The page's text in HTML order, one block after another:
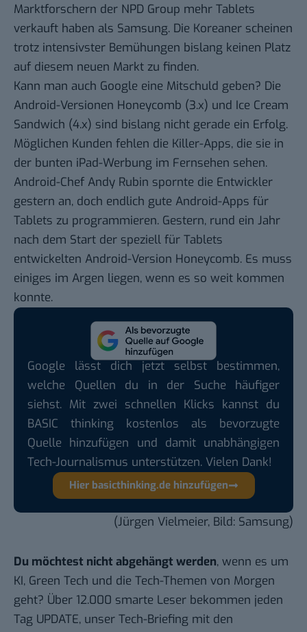
Marktforschern der NPD Group mehr Tablets
verkauft haben als Samsung. Die Koreaner scheinen
trotz intensivster Bemühungen bislang keinen Platz
auf diesem neuen Markt zu finden.
Kann man auch Google eine Mitschuld geben? Die
Android-Versionen Honeycomb (3.x) und Ice Cream
Sandwich (4.x) sind bislang nicht gerade ein Erfolg.
Möglichen Kunden fehlen die Killer-Apps, die sie in
der bunten iPad-Werbung im Fernsehen sehen.
Android-Chef Andy Rubin spornte die Entwickler
gestern an, doch endlich gute Android-Apps für
Tablets zu programmieren. Gestern, rund ein Jahr
nach dem Start der speziell für Tablets
entwickelten Android-Version Honeycomb. Es muss
einiges im Argen liegen, wenn es so weit kommen
konnte.
Google lässt dich jetzt selbst bestimmen,
welche Quellen du in der Suche häufiger
siehst. Mit zwei schnellen Klicks kannst du
BASIC thinking kostenlos als bevorzugte
Quelle hinzufügen und damit unabhängigen
Tech-Journalismus unterstützen. Vielen Dank!
Hier basicthinking.de hinzufügen
(Jürgen Vielmeier, Bild: Samsung)
Du möchtest nicht abgehängt werden, wenn es um
KI, Green Tech und die Tech-Themen von Morgen
geht? Über 12.000 smarte Leser bekommen jeden
Tag UPDATE, unser Tech-Briefing mit den